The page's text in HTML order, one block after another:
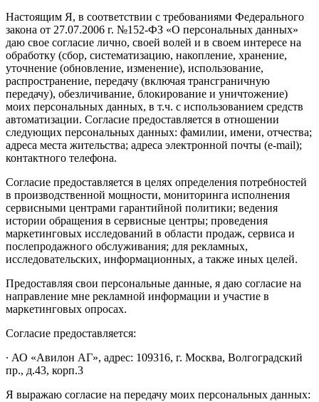
Настоящим Я, в соответствии с требованиями Федерального
закона от 27.07.2006 г. №152-ФЗ «О персональных данных»
даю свое согласие лично, своей волей и в своем интересе на
обработку (сбор, систематизацию, накопление, хранение,
уточнение (обновление, изменение), использование,
распространение, передачу (включая трансграничную
передачу), обезличивание, блокирование и уничтожение)
моих персональных данных, в т.ч. с использованием средств
автоматизации. Согласие предоставляется в отношении
следующих персональных данных: фамилии, имени, отчества;
адреса места жительства; адреса электронной почты (e-mail);
контактного телефона.
Согласие предоставляется в целях определения потребностей
в производственной мощности, мониторинга исполнения
сервисными центрами гарантийной политики; ведения
истории обращения в сервисные центры; проведения
маркетинговых исследований в области продаж, сервиса и
послепродажного обслуживания; для рекламных,
исследовательских, информационных, а также иных целей.
Предоставляя свои персональные данные, я даю согласие на
направление мне рекламной информации и участие в
маркетинговых опросах.
Согласие предоставляется:
∙ АО «Авилон АГ», адрес: 109316, г. Москва, Волгоградский
пр., д.43, корп.3
Я выражаю согласие на передачу моих персональных данных: